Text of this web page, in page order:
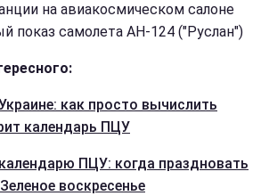
на авиакосмическом салоне
показ самолета АН-124 ("Руслан")
как просто вычислить
календарь ПЦУ
ПЦУ: когда праздновать
воскресенье